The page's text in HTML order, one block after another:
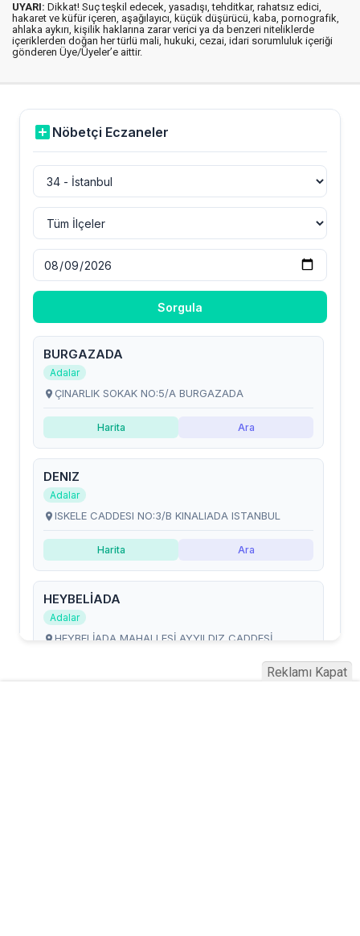
UYARI: Dikkat! Suç teşkil edecek, yasadışı, tehditkar, rahatsız edici,
hakaret ve küfür içeren, aşağılayıcı, küçük düşürücü, kaba, pornografik,
ahlaka aykırı, kişilik haklarına zarar verici ya da benzeri niteliklerde
içeriklerden doğan her türlü mali, hukuki, cezai, idari sorumluluk içeriği
gönderen Üye/Üyeler’e aittir.
Reklamı Kapat